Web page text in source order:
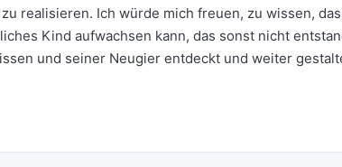
realisieren. Ich würde mich freuen, zu wissen,
Kind aufwachsen kann, das sonst nicht
und seiner Neugier entdeckt und weiter